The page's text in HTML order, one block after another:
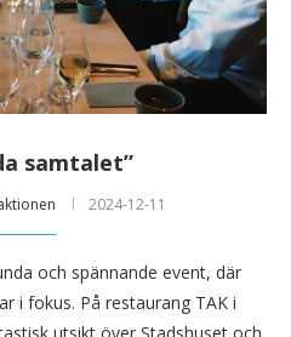
samtalet”
2024-12-11
och spännande event, där
i fokus. På restaurang TAK i